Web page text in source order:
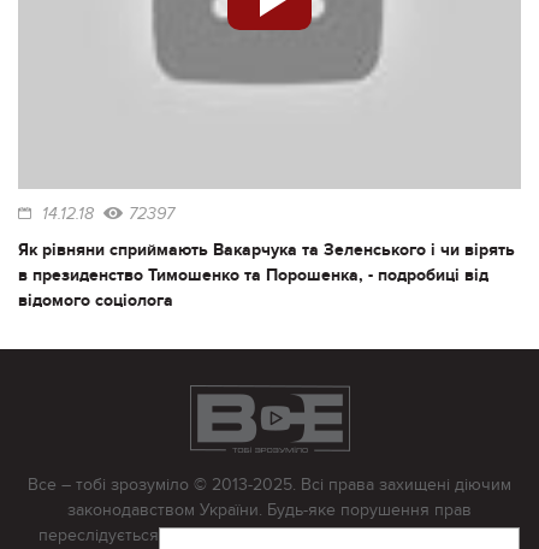
14.12.18 72397
Як рівняни сприймають Вакарчука та Зеленського і чи вірять
в президенство Тимошенко та Порошенка, - подробиці від
відомого соціолога
Все – тобі зрозуміло © 2013-2025. Всі права захищені діючим
законодавством України. Будь-яке порушення прав
переслідується в судовому порядку. Будь-яке відтворення